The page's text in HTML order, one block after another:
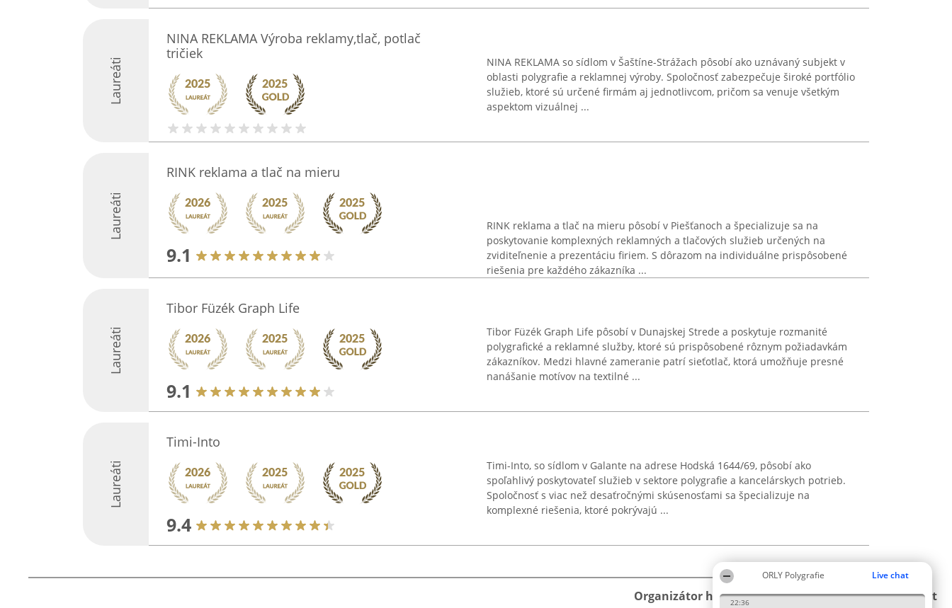
ORLY Polygrafie Live chat
22:36
Laureáti
NINA REKLAMA Výroba reklamy,tlač, potlač
tričiek
NINA REKLAMA so sídlom v Šaštíne-Strážach pôsobí ako uznávaný subjekt v
oblasti polygrafie a reklamnej výroby. Spoločnosť zabezpečuje široké portfólio
služieb, ktoré sú určené firmám aj jednotlivcom, pričom sa venuje všetkým
aspektom vizuálnej ...
Laureáti
RINK reklama a tlač na mieru
9.1
RINK reklama a tlač na mieru pôsobí v Piešťanoch a špecializuje sa na
poskytovanie komplexných reklamných a tlačových služieb určených na
zviditeľnenie a prezentáciu firiem. S dôrazom na individuálne prispôsobené
riešenia pre každého zákazníka ...
Laureáti
Tibor Füzék Graph Life
9.1
Tibor Füzék Graph Life pôsobí v Dunajskej Strede a poskytuje rozmanité
polygrafické a reklamné služby, ktoré sú prispôsobené rôznym požiadavkám
zákazníkov. Medzi hlavné zameranie patrí sieťotlač, ktorá umožňuje presné
nanášanie motívov na textilné ...
Laureáti
Timi-Into
9.4
Timi-Into, so sídlom v Galante na adrese Hodská 1644/69, pôsobí ako
spoľahlivý poskytovateľ služieb v sektore polygrafie a kancelárskych potrieb.
Spoločnosť s viac než desaťročnými skúsenosťami sa špecializuje na
komplexné riešenia, ktoré pokrývajú ...
Organizátor hodnotenia Hodnotenie Kontakt